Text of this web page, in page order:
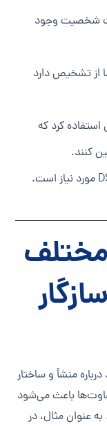
شخصیت وجود
از تشخیص دارد
کرد که
کنند.
منشأ و ساختار
باعث می‌شود
به عنوان مثال، در